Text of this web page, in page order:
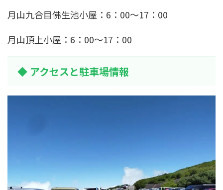
月山九合目佛生池小屋：6：00～17：00
月山頂上小屋：6：00～17：00
◆ アクセスと駐車場情報